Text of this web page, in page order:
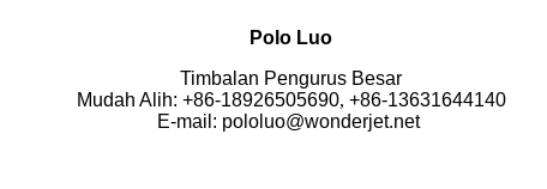
Polo Luo
Timbalan Pengurus Besar
Mudah Alih: +86-18926505690, +86-13631644140
E-mail: pololuo@wonderjet.net